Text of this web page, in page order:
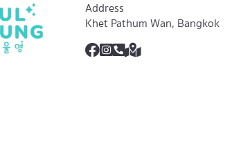
Address
Khet Pathum Wan, Bangkok